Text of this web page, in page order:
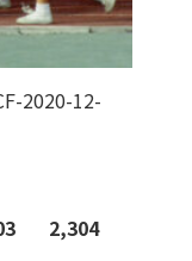
2020-12-
2,304